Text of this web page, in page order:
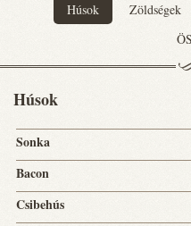
Húsok Zöldségek
Húsok
Sonka
Bacon
Csibehús